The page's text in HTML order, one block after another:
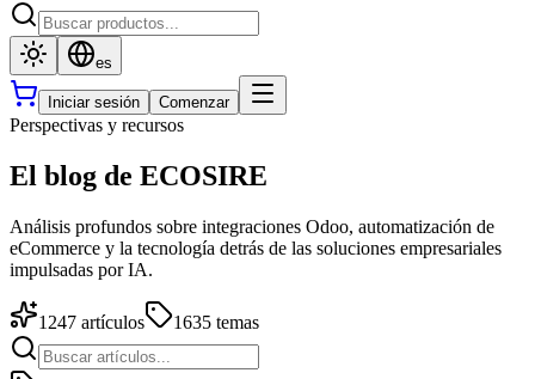
es
Iniciar sesión Comenzar
Perspectivas y recursos
El blog de ECOSIRE
Análisis profundos sobre integraciones Odoo, automatización de
eCommerce y la tecnología detrás de las soluciones empresariales
impulsadas por IA.
1247 artículos 1635 temas